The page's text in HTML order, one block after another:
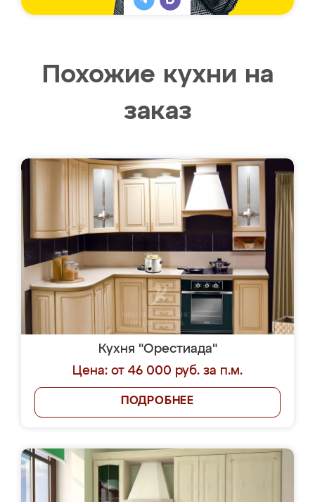
Похожие кухни на
заказ
Кухня "Орестиада"
Цена: от 46 000 руб. за п.м.
ПОДРОБНЕЕ